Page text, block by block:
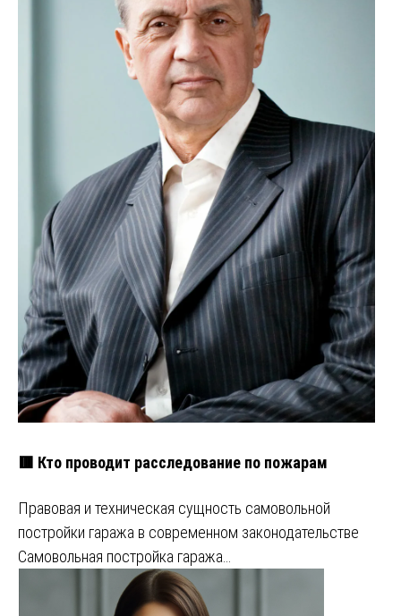
🟥 Кто проводит расследование по пожарам
Правовая и техническая сущность самовольной
постройки гаража в современном законодательстве
Самовольная постройка гаража…